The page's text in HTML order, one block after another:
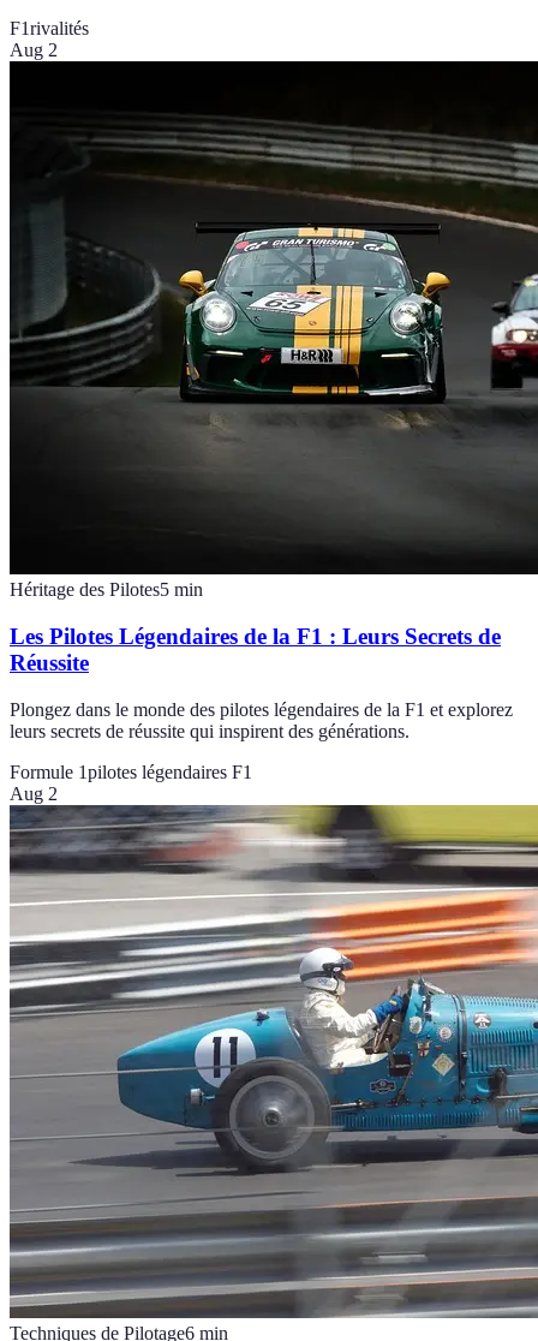
F1rivalités
Aug 2
Héritage des Pilotes5 min
Les Pilotes Légendaires de la F1 : Leurs Secrets de
Réussite
Plongez dans le monde des pilotes légendaires de la F1 et explorez
leurs secrets de réussite qui inspirent des générations.
Formule 1pilotes légendaires F1
Aug 2
Techniques de Pilotage6 min